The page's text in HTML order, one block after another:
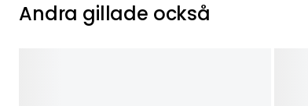
Andra gillade också